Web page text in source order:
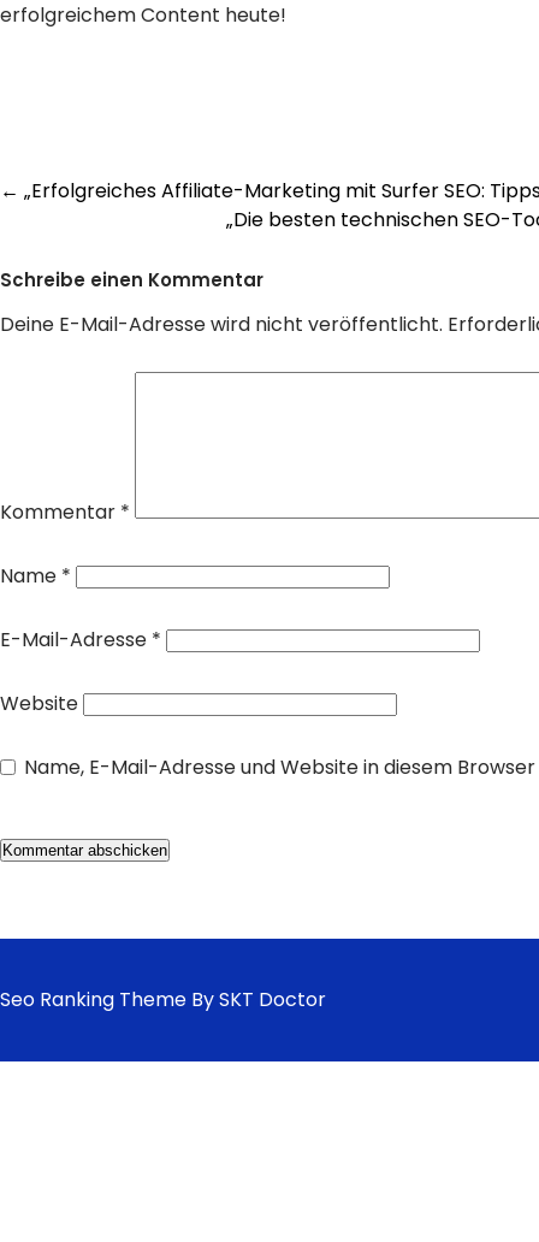
erfolgreichem Content heute!
Post
← „Erfolgreiches Affiliate-Marketing mit Surfer SEO:
„Die besten technischen SEO-
Schreibe einen Kommentar
Deine E-Mail-Adresse wird nicht veröffentlicht.
Kommentar *
Name *
E-Mail-Adresse *
Website
Name, E-Mail-Adresse und Website in diesem
Seo Ranking Theme By SKT Doctor